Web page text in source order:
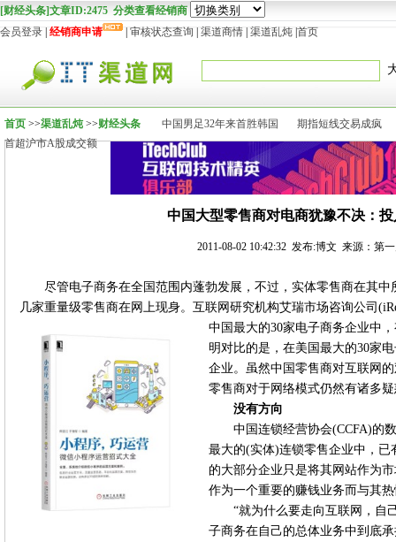
[财经头条]文章ID:2475 分类查看经销商
会员登录 经销商申请 审核状态查询 渠道商情 渠道乱炖 首页
首页 >>渠道乱炖>>财经头条 中国男足32年来首胜韩国
期指短线交易成疯
首超沪市A股成交额
中国大型零售商对电商犹豫不决：
2011-08-02 10:42:32 发布:博文 来源：第
尽管电子商务在全国范围内蓬勃发展，不过，实体零售商在其
几家重量级零售商在网上现身。互联网研究机构艾瑞市场咨询公司
中国最大的30家电子商务企业中
明对比的是，在美国最大的30家
企业。虽然中国零售商对互联网
零售商对于网络模式仍然有诸多
没有方向
中国连锁经营协会(CCFA)的
最大的(实体)连锁零售企业中，
的大部分企业只是将其网站作为
作为一个重要的赚钱业务而与其
“就为什么要走向互联网，自
子商务在自己的总体业务中到底